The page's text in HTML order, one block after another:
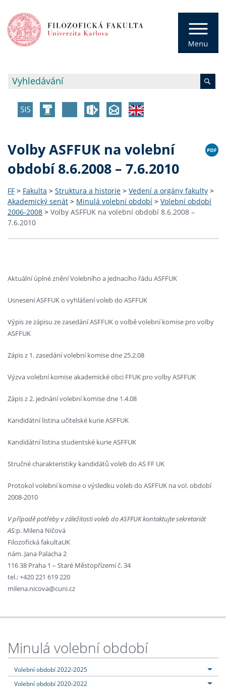
Volby ASFFUK na volební
období 8.6.2008 – 7.6.2010
FF > Fakulta > Struktura a historie > Vedení a orgány fakulty >
Akademický senát > Minulá volební období > Volební období
2006-2008 > Volby ASFFUK na volební období 8.6.2008 –
7.6.2010
Aktuální úplné znění Volebního a jednacího řádu ASFFUK
Usnesení ASFFUK o vyhlášení voleb do ASFFUK
Výpis ze zápisu ze zasedání ASFFUK o volbě volební komise pro volby
ASFFUK
Zápis z 1. zasedání volební komise dne 25.2.08
Výzva volební komise akademické obci FFUK pro volby ASFFUK
Zápis z 2. jednání volební komise dne 1.4.08
Kandidátní listina učitelské kurie ASFFUK
Kandidátní listina studentské kurie ASFFUK
Stručné charakteristiky kandidátů voleb do AS FF UK
Protokol volební komise o výsledku voleb do ASFFUK na vol. období
2008-2010
V případě potřeby v záležitosti voleb do ASFFUK kontaktujte sekretariát
AS:p. Milena Ničová
Filozofická fakultaUK
nám. Jana Palacha 2
116 38 Praha 1 – Staré Městopřízemí č. 34
tel.: +420 221 619 220
milena.nicova@cuni.cz
Minulá volební období
Volební období 2022-2025
Volební období 2020-2022